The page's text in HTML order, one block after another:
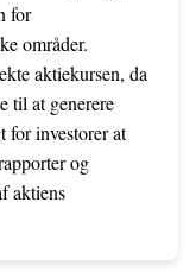
for
områder.
aktiekursen, da
til at generere
for investorer at
og
aktiens